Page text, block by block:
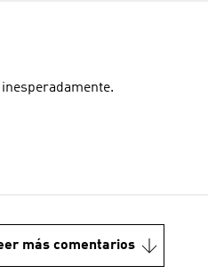
más comentarios